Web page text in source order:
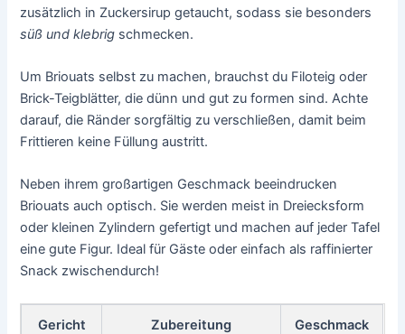
zusätzlich in Zuckersirup getaucht, sodass sie besonders
süß und klebrig schmecken.
Um Briouats selbst zu machen, brauchst du Filoteig oder
Brick-Teigblätter, die dünn und gut zu formen sind. Achte
darauf, die Ränder sorgfältig zu verschließen, damit beim
Frittieren keine Füllung austritt.
Neben ihrem großartigen Geschmack beeindrucken
Briouats auch optisch. Sie werden meist in Dreiecksform
oder kleinen Zylindern gefertigt und machen auf jeder Tafel
eine gute Figur. Ideal für Gäste oder einfach als raffinierter
Snack zwischendurch!
Gericht Zubereitung Geschmack